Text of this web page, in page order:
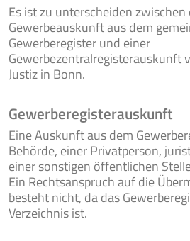
WO
Es ist zu unterscheiden zwischen
Gewerbeauskunft aus dem
Gewerberegister und einer
Gewerbezentralregisterauskunft
Justiz in Bonn.
Gewerberegisterauskunft
Eine Auskunft aus dem
Behörde, einer Privatperson,
einer sonstigen öffentlichen
Ein Rechtsanspruch auf die
besteht nicht, da das
Verzeichnis ist.